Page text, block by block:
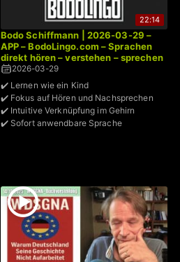
22:14
Bodo Schiffmann | 2026-03-29 –
APP – BodoLingo.com – Sprachen
direkt hören – verstehen – sprechen
2026-03-29
✔️ Lernen wie ein Kind
✔️ Fokus auf Hören und Nachsprechen
✔️ Intuitive Verknüpfung im Gehirn
✔️ Sofort anwendbare Sprache